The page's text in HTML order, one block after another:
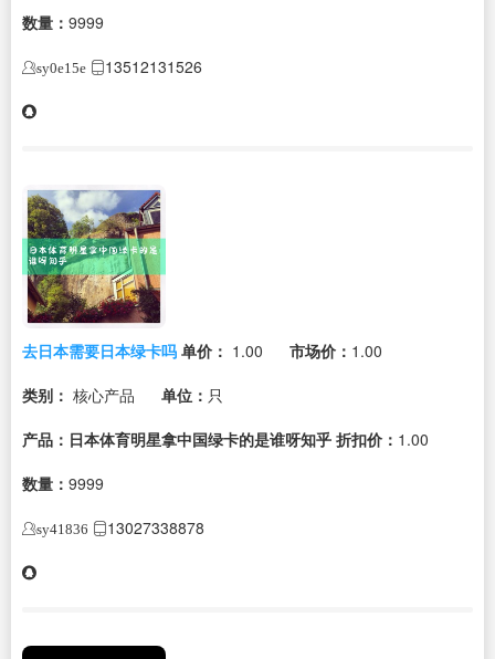
数量： 9999
sy0e15e 13512131526
去日本需要日本绿卡吗 单价： 1.00 市场价： 1.00
类别： 核心产品 单位： 只
产品：日本体育明星拿中国绿卡的是谁呀知乎 折扣价： 1.00
数量： 9999
sy41836 13027338878